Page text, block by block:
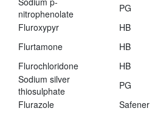
nitrophenolate
PG
Fluroxypyr
HB
Flurtamone
HB
Flurochloridone
HB
Sodium silver
thiosulphate
PG
Flurazole
Safener